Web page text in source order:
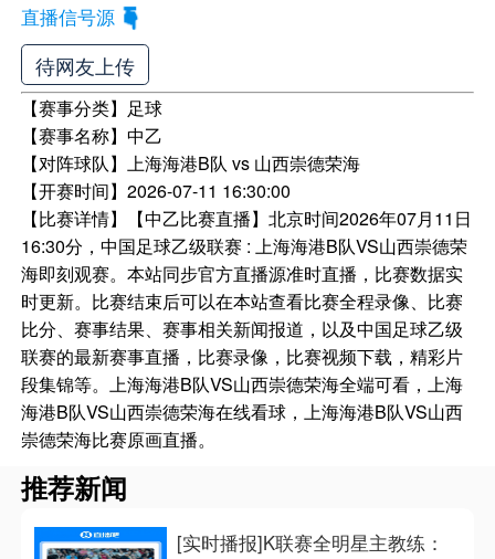
直播信号源
待网友上传
【赛事分类】 足球
【赛事名称】中乙
【对阵球队】上海海港B队 vs 山西崇德荣海
【开赛时间】2026-07-11 16:30:00
【比赛详情】
【中乙比赛直播】北京时间2026年07月11日
16:30分，中国足球乙级联赛 : 上海海港B队VS山西崇德荣
海即刻观赛。本站同步官方直播源准时直播，比赛数据实
时更新。比赛结束后可以在本站查看比赛全程录像、比赛
比分、赛事结果、赛事相关新闻报道，以及中国足球乙级
联赛的最新赛事直播，比赛录像，比赛视频下载，精彩片
段集锦等。上海海港B队VS山西崇德荣海全端可看，上海
海港B队VS山西崇德荣海在线看球，上海海港B队VS山西
崇德荣海比赛原画直播。
推荐新闻
[实时播报]K联赛全明星主教练：